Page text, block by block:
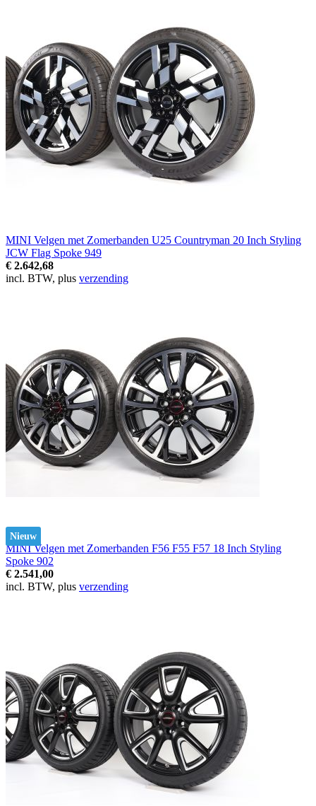
MINI Velgen met Zomerbanden U25 Countryman 20 Inch Styling
JCW Flag Spoke 949
€ 2.642,68
incl. BTW, plus verzending
Nieuw
MINI Velgen met Zomerbanden F56 F55 F57 18 Inch Styling
Spoke 902
€ 2.541,00
incl. BTW, plus verzending